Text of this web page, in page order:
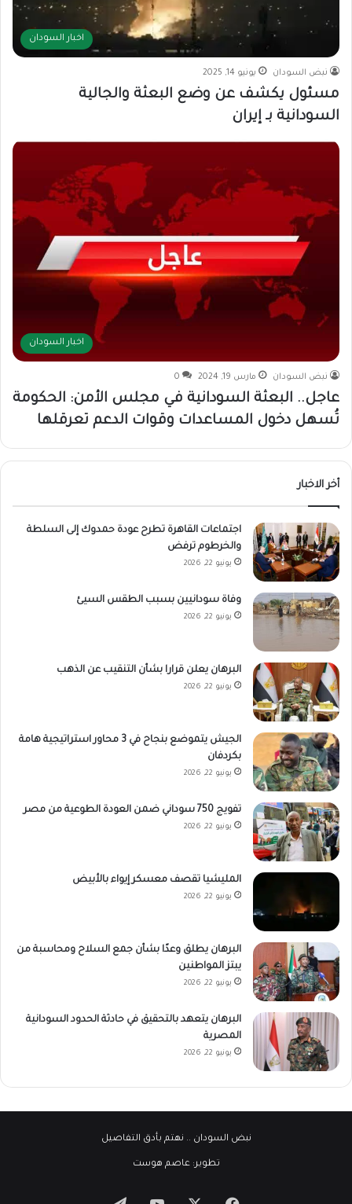
اخبار السودان
نبض السودان يونيو 14, 2025
مسئول يكشف عن وضع البعثة والجالية
السودانية بـ إيران
اخبار السودان
نبض السودان مارس 19, 2024 0
عاجل.. البعثة السودانية في مجلس الأمن: الحكومة
تُسهل دخول المساعدات وقوات الدعم تعرقلها
أخر الاخبار
اجتماعات القاهرة تطرح عودة حمدوك إلى السلطة
والخرطوم ترفض
يونيو 22, 2026
وفاة سودانيين بسبب الطقس السيئ
يونيو 22, 2026
البرهان يعلن قرارا بشأن التنقيب عن الذهب
يونيو 22, 2026
الجيش يتموضع بنجاح في 3 محاور استراتيجية هامة
بكردفان
يونيو 22, 2026
تفويج 750 سوداني ضمن العودة الطوعية من مصر
يونيو 22, 2026
المليشيا تقصف معسكر إيواء بالأبيض
يونيو 22, 2026
البرهان يطلق وعدًا بشأن جمع السلاح ومحاسبة من
يبتز المواطنين
يونيو 22, 2026
البرهان يتعهد بالتحقيق في حادثة الحدود السودانية
المصرية
يونيو 22, 2026
نبض السودان .. نهتم بأدق التفاصيل
تطوير:عاصم هوست